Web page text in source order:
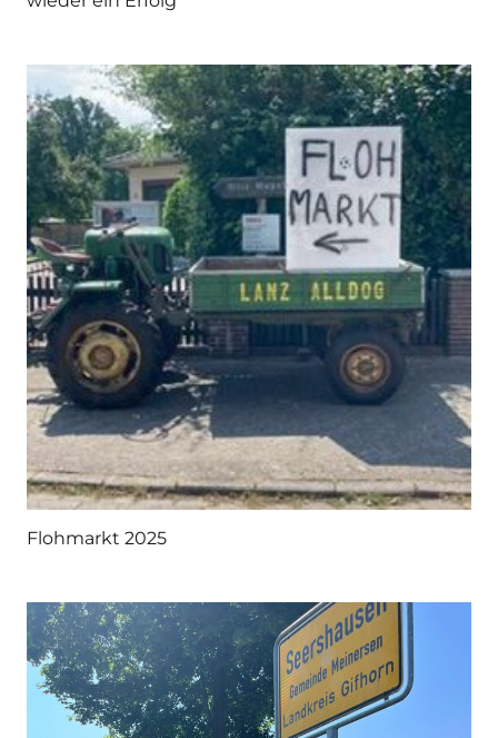
Flohmarkt 2025